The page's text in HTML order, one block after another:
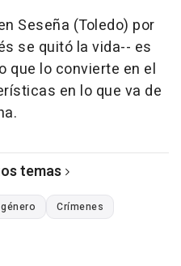
Seseña (Toledo) por
se quitó la vida-- es
que lo convierte en el
en lo que va de
temas
Crímenes